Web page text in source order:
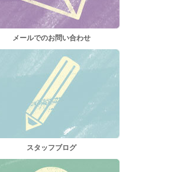
メールでのお問い合わせ
スタッフブログ